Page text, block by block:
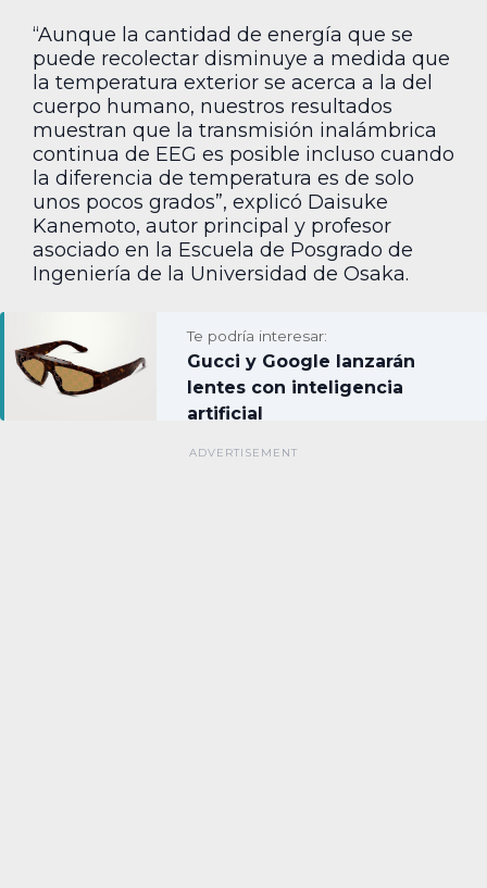
“Aunque la cantidad de energía que se
puede recolectar disminuye a medida que
la temperatura exterior se acerca a la del
cuerpo humano, nuestros resultados
muestran que la transmisión inalámbrica
continua de EEG es posible incluso cuando
la diferencia de temperatura es de solo
unos pocos grados”, explicó Daisuke
Kanemoto, autor principal y profesor
asociado en la Escuela de Posgrado de
Ingeniería de la Universidad de Osaka.
Te podría interesar:
Gucci y Google lanzarán
lentes con inteligencia
artificial